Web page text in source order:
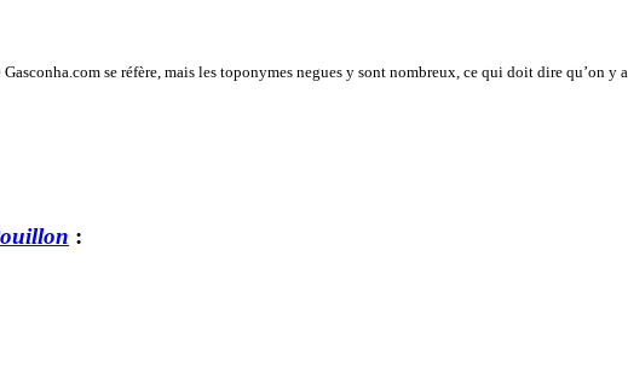
se réfère, mais les toponymes negues y sont nombreux, ce qui doit dire qu’on
: